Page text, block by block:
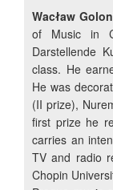
Wacław
of Music in
Darstellende
class. He
He was
(II prize),
first prize he
carries an
TV and radio
Chopin